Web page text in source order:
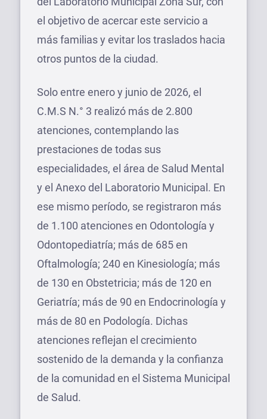
el objetivo de acercar este servicio a
más familias y evitar los traslados hacia
otros puntos de la ciudad.
Solo entre enero y junio de 2026, el
C.M.S N.° 3 realizó más de 2.800
atenciones, contemplando las
prestaciones de todas sus
especialidades, el área de Salud Mental
y el Anexo del Laboratorio Municipal. En
ese mismo período, se registraron más
de 1.100 atenciones en Odontología y
Odontopediatría; más de 685 en
Oftalmología; 240 en Kinesiología; más
de 130 en Obstetricia; más de 120 en
Geriatría; más de 90 en Endocrinología y
más de 80 en Podología. Dichas
atenciones reflejan el crecimiento
sostenido de la demanda y la confianza
de la comunidad en el Sistema Municipal
de Salud.